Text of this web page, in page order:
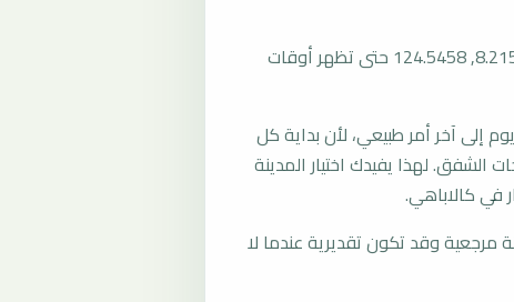
المرجع العام للمدينة يستخدم إحداثيات -8.2151, 124.5458 حتى تظهر أوقات
إلى آخر أمر طبيعي، لأن بداية كل
الشفق. لهذا يفيدك اختيار المدينة
في كالاباهي.
مرجعية وقد تكون تقديرية عندما لا